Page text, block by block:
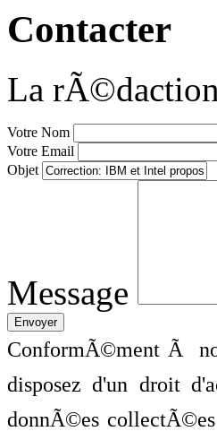
Contacter
La
Votre Nom
Votre Email
Objet
Message
ConformÃ©ment Ã
disposez d'un droit
donnÃ©es